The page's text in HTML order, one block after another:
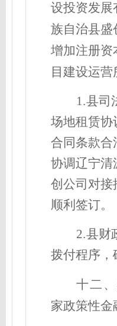
设投资发展
族自治县盛
增加注册资
目建设运营
1.县司
场地租赁协
合同条款合
协调辽宁清
创公司对接
顺利签订。
2.县财
拨付程序，
十二
家政策性金